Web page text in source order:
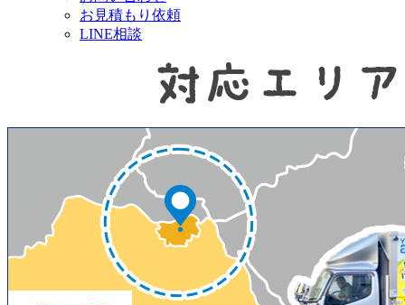
お見積もり依頼
LINE相談